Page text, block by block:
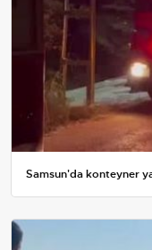
Samsun'da konteyner